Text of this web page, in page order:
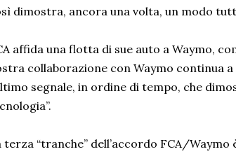
dimostra, ancora una volta, un modo
affida una flotta di sue auto a Waymo,
collaborazione con Waymo continua
segnale, in ordine di tempo, che
terza “tranche” dell’accordo FCA/